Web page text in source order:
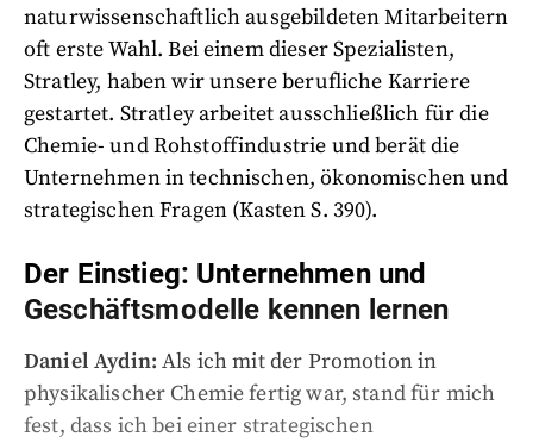
naturwissenschaftlich ausgebildeten Mitarbeitern
oft erste Wahl. Bei einem dieser Spezialisten,
Stratley, haben wir unsere berufliche Karriere
gestartet. Stratley arbeitet ausschließlich für die
Chemie- und Rohstoffindustrie und berät die
Unternehmen in technischen, ökonomischen und
strategischen Fragen (Kasten S. 390).
Der Einstieg: Unternehmen und
Geschäftsmodelle kennen lernen
Daniel Aydin: Als ich mit der Promotion in
physikalischer Chemie fertig war, stand für mich
fest, dass ich bei einer strategischen